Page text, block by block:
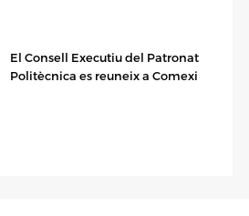
El Consell Executiu del Patronat
Politècnica es reuneix a Comexi